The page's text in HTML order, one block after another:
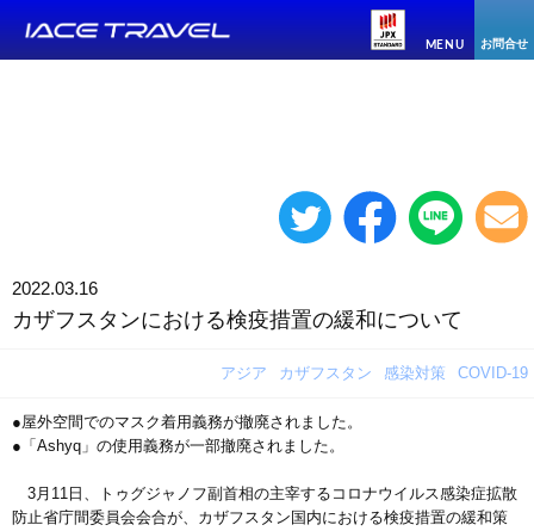
MENU お問合せ
2022.03.16
カザフスタンにおける検疫措置の緩和について
アジア カザフスタン 感染対策 COVID-19
●屋外空間でのマスク着用義務が撤廃されました。
●「Ashyq」の使用義務が一部撤廃されました。
3月11日、トゥグジャノフ副首相の主宰するコロナウイルス感染症拡散
防止省庁間委員会会合が、カザフスタン国内における検疫措置の緩和策